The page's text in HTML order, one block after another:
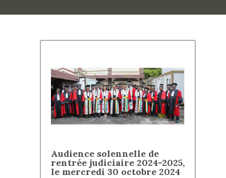
Audience solennelle de
rentrée judiciaire 2024-2025,
le mercredi 30 octobre 2024